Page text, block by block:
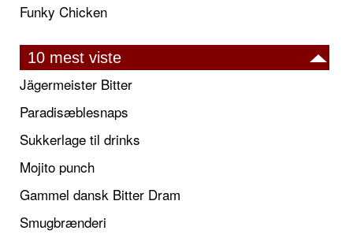
Funky Chicken
10 mest viste
Jägermeister Bitter
Paradisæblesnaps
Sukkerlage til drinks
Mojito punch
Gammel dansk Bitter Dram
Smugbrænderi